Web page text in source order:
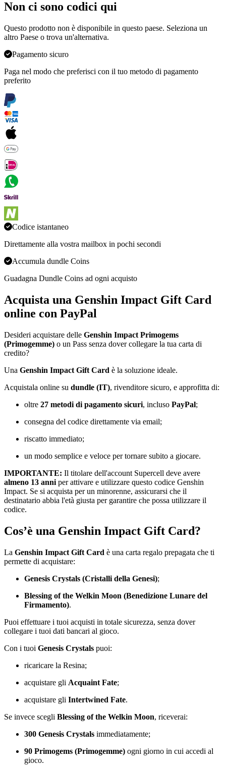
Non ci sono codici qui
Questo prodotto non è disponibile in questo paese. Seleziona un
altro Paese o trova un'alternativa.
Pagamento sicuro
Paga nel modo che preferisci con il tuo metodo di pagamento
preferito
Codice istantaneo
Direttamente alla vostra mailbox in pochi secondi
Accumula dundle Coins
Guadagna Dundle Coins ad ogni acquisto
Acquista una Genshin Impact Gift Card
online con PayPal
Desideri acquistare delle Genshin Impact Primogems
(Primogemme) o un Pass senza dover collegare la tua carta di
credito?
Una Genshin Impact Gift Card è la soluzione ideale.
Acquistala online su dundle (IT), rivenditore sicuro, e approfitta di:
oltre 27 metodi di pagamento sicuri, incluso PayPal;
consegna del codice direttamente via email;
riscatto immediato;
un modo semplice e veloce per tornare subito a giocare.
IMPORTANTE: Il titolare dell'account Supercell deve avere
almeno 13 anni per attivare e utilizzare questo codice Genshin
Impact. Se si acquista per un minorenne, assicurarsi che il
destinatario abbia l'età giusta per garantire che possa utilizzare il
codice.
Cos’è una Genshin Impact Gift Card?
La Genshin Impact Gift Card è una carta regalo prepagata che ti
permette di acquistare:
Genesis Crystals (Cristalli della Genesi);
Blessing of the Welkin Moon (Benedizione Lunare del
Firmamento).
Puoi effettuare i tuoi acquisti in totale sicurezza, senza dover
collegare i tuoi dati bancari al gioco.
Con i tuoi Genesis Crystals puoi:
ricaricare la Resina;
acquistare gli Acquaint Fate;
acquistare gli Intertwined Fate.
Se invece scegli Blessing of the Welkin Moon, riceverai:
300 Genesis Crystals immediatamente;
90 Primogems (Primogemme) ogni giorno in cui accedi al
gioco.